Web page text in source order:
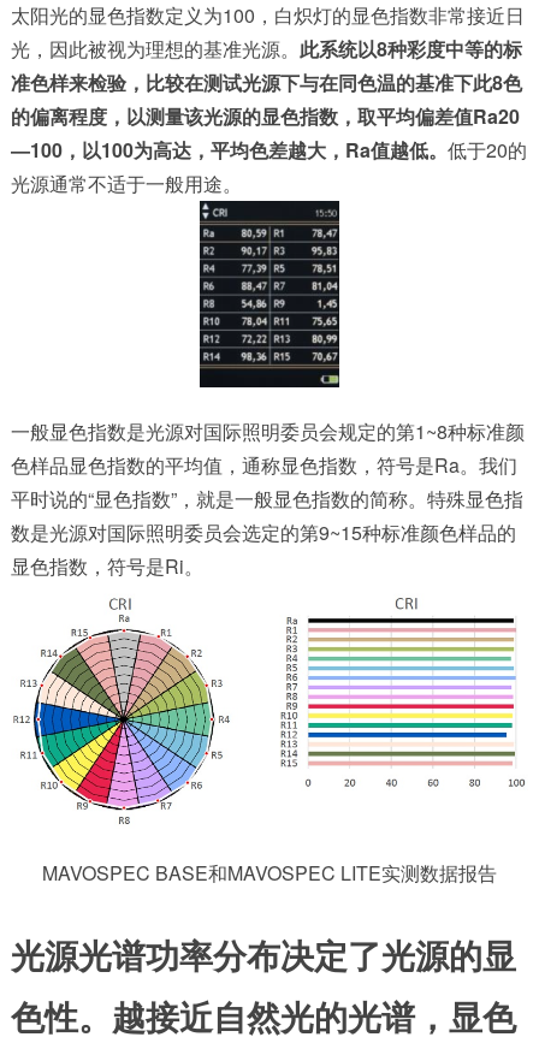
太阳光的显色指数定义为100，白炽灯的显色指数非常接近日
光，因此被视为理想的基准光源。 此系统以8种彩度中等的标
准色样来检验，比较在测试光源下与在同色温的基准下此8色
的偏离程度，以测量该光源的显色指数，取平均偏差值Ra20
—100，以100为高达，平均色差越大，Ra值越低。 低于20的
光源通常不适于一般用途。
一般显色指数是光源对国际照明委员会规定的第1~8种标准颜
色样品显色指数的平均值，通称显色指数，符号是Ra。我们
平时说的“显色指数”，就是一般显色指数的简称。特殊显色指
数是光源对国际照明委员会选定的第9~15种标准颜色样品的
显色指数，符号是Ri。
MAVOSPEC BASE和MAVOSPEC LITE实测数据报告
光源光谱功率分布决定了光源的显
色性。越接近自然光的光谱，显色